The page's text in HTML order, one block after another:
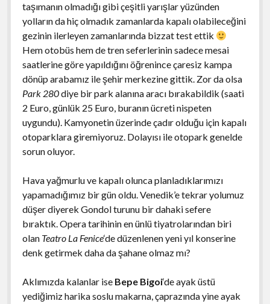
taşımanın olmadığı gibi çeşitli yarışlar yüzünden
yolların da hiç olmadık zamanlarda kapalı olabileceğini
gezinin ilerleyen zamanlarında bizzat test ettik
Hem otobüs hem de tren seferlerinin sadece mesai
saatlerine göre yapıldığını öğrenince çaresiz kampa
dönüp arabamız ile şehir merkezine gittik. Zor da olsa
Park 280diye bir park alanına aracı bırakabildik (saati
2 Euro, günlük 25 Euro, buranın ücreti nispeten
uygundu). Kamyonetin üzerinde çadır olduğu için kapalı
otoparklara giremiyoruz. Dolayısı ile otopark genelde
sorun oluyor.
Hava yağmurlu ve kapalı olunca planladıklarımızı
yapamadığımız bir gün oldu. Venedik’e tekrar yolumuz
düşer diyerek Gondol turunu bir dahaki sefere
bıraktık. Opera tarihinin en ünlü tiyatrolarından biri
olan Teatro La Fenice‘de düzenlenen yeni yıl konserine
denk getirmek daha da şahane olmaz mı?
Aklımızda kalanlar ise Bepe Bigoi‘de ayak üstü
yediğimiz harika soslu makarna, çaprazında yine ayak